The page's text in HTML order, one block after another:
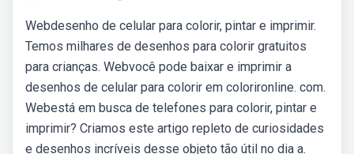
Webdesenho de celular para colorir, pintar e imprimir.
Temos milhares de desenhos para colorir gratuitos
para crianças. Webvocê pode baixar e imprimir a
desenhos de celular para colorir em colorironline. com.
Webestá em busca de telefones para colorir, pintar e
imprimir? Criamos este artigo repleto de curiosidades
e desenhos incríveis desse objeto tão útil no dia a.